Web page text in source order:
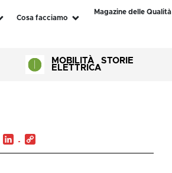
Cosa facciamo
Magazine delle Qualità
MOBILITÀ
ELETTRICA
STORIE
TwitterLinkedIn